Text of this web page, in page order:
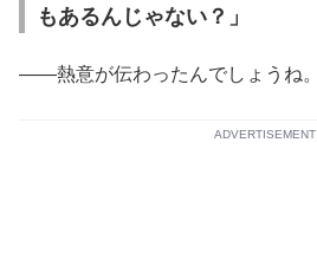
もあるんじゃない？」
――熱意が伝わったんでしょうね。
ADVERTISEMENT